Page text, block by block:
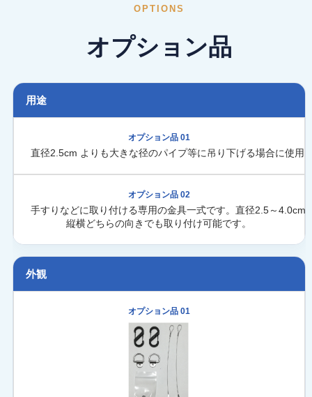
OPTIONS
オプション品
用途
直径2.5cm よりも大きな径のパイプ等に吊り下げる場合に使用
手すりなどに取り付ける専用の金具一式です。直径2.5～4.0cm
縦横どちらの向きでも取り付け可能です。
外観